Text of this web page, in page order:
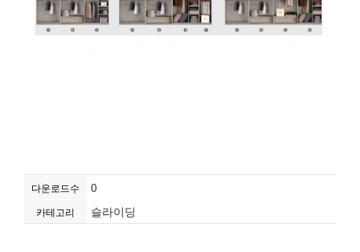
다운로드수 0
카테고리 슬라이딩